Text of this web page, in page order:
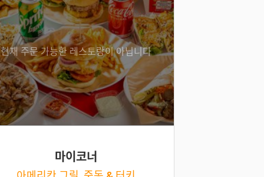
현재 주문 가능한 레스토랑이 아닙니다
마이코너